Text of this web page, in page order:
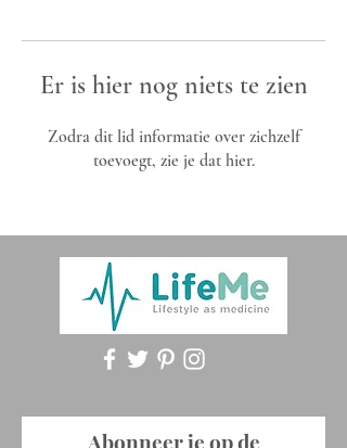
Er is hier nog niets te zien
Zodra dit lid informatie over zichzelf
toevoegt, zie je dat hier.
Abonneer je op de